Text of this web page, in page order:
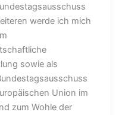
werde ich mich
sowie als
Union im
zum Wohle der